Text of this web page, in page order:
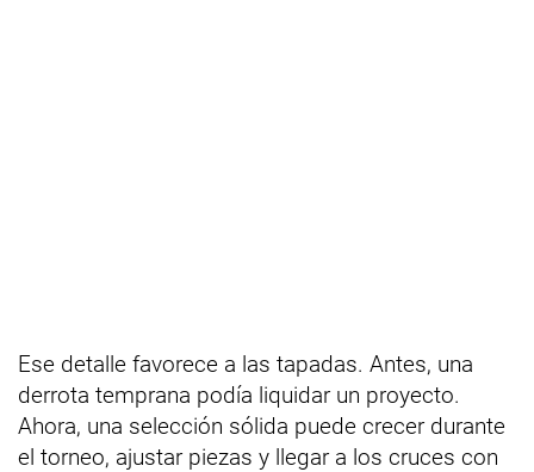
Ese detalle favorece a las tapadas. Antes, una
derrota temprana podía liquidar un proyecto.
Ahora, una selección sólida puede crecer durante
el torneo, ajustar piezas y llegar a los cruces con